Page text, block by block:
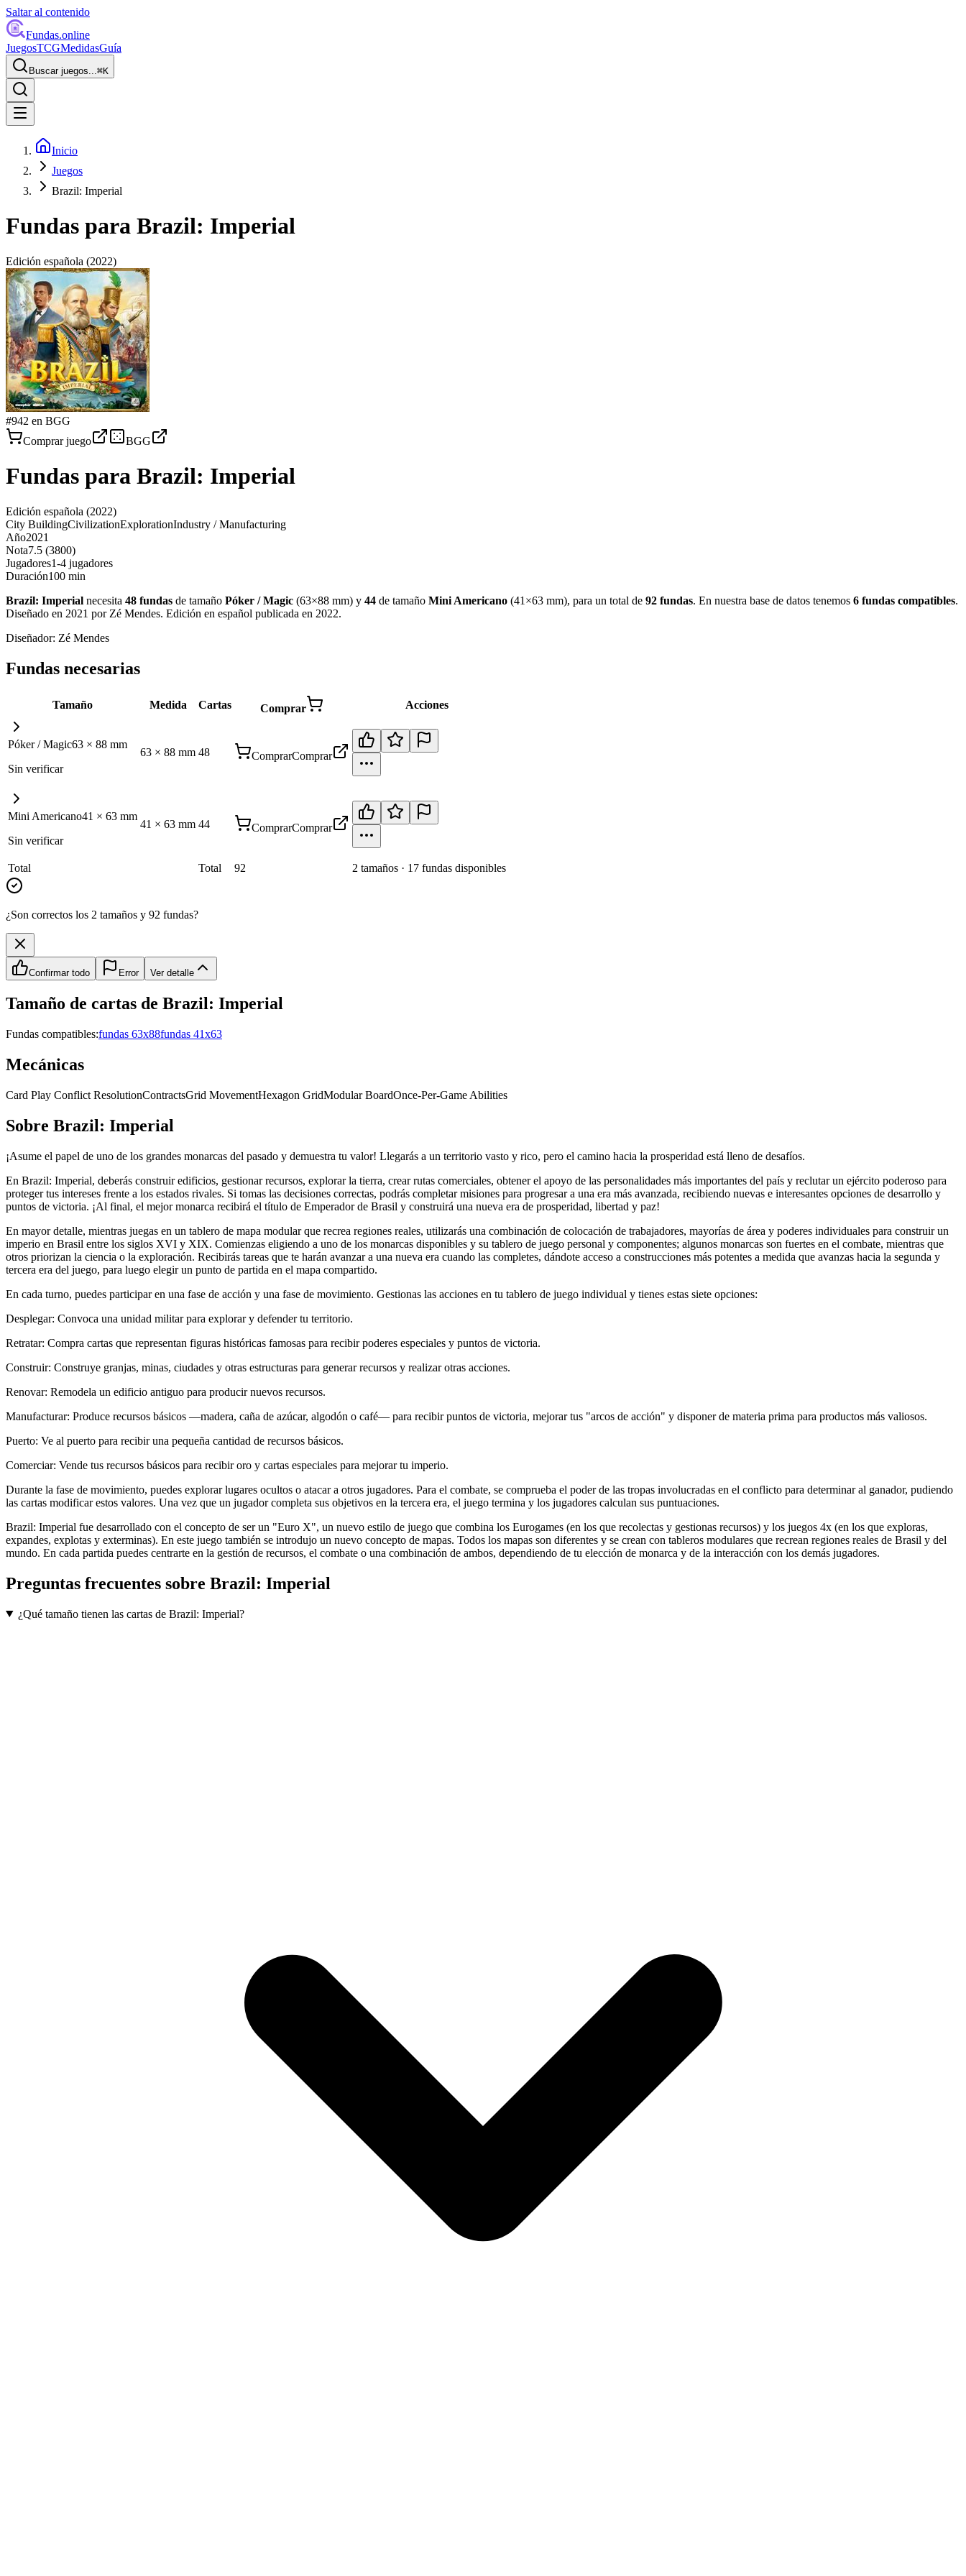
Saltar al contenido
Fundas.online
JuegosTCGMedidasGuía
Buscar juegos...⌘K
Inicio
Juegos
Brazil: Imperial
Fundas para Brazil: Imperial
Edición española (2022)
#942 en BGG
Comprar juego
BGG
Fundas para Brazil: Imperial
Edición española (2022)
City BuildingCivilizationExplorationIndustry / Manufacturing
Año2021
Nota7.5 (3800)
Jugadores1-4 jugadores
Duración100 min
Brazil: Imperial necesita 48 fundas de tamaño Póker / Magic (63×88 mm) y 44 de tamaño Mini Americano (41×63 mm), para un total de 92 fundas. En nuestra base de datos tenemos 6 fundas compatibles.
Diseñado en 2021 por Zé Mendes. Edición en español publicada en 2022.
Diseñador: Zé Mendes
Fundas necesarias
Tamaño Medida Cartas Comprar Acciones
Póker / Magic63 × 88 mm
Sin verificar
63 × 88 mm 48 ComprarComprar
Mini Americano41 × 63 mm
Sin verificar
41 × 63 mm 44 ComprarComprar
Total Total 92 2 tamaños · 17 fundas disponibles
¿Son correctos los 2 tamaños y 92 fundas?
Confirmar todo Error Ver detalle
Tamaño de cartas de Brazil: Imperial
Fundas compatibles:fundas 63x88fundas 41x63
Mecánicas
Card Play Conflict ResolutionContractsGrid MovementHexagon GridModular BoardOnce-Per-Game Abilities
Sobre Brazil: Imperial
¡Asume el papel de uno de los grandes monarcas del pasado y demuestra tu valor! Llegarás a un territorio vasto y rico, pero el camino hacia la prosperidad está lleno de desafíos.
En Brazil: Imperial, deberás construir edificios, gestionar recursos, explorar la tierra, crear rutas comerciales, obtener el apoyo de las personalidades más importantes del país y reclutar un ejército poderoso para
proteger tus intereses frente a los estados rivales. Si tomas las decisiones correctas, podrás completar misiones para progresar a una era más avanzada, recibiendo nuevas e interesantes opciones de desarrollo y
puntos de victoria. ¡Al final, el mejor monarca recibirá el título de Emperador de Brasil y construirá una nueva era de prosperidad, libertad y paz!
En mayor detalle, mientras juegas en un tablero de mapa modular que recrea regiones reales, utilizarás una combinación de colocación de trabajadores, mayorías de área y poderes individuales para construir un
imperio en Brasil entre los siglos XVI y XIX. Comienzas eligiendo a uno de los monarcas disponibles y su tablero de juego personal y componentes; algunos monarcas son fuertes en el combate, mientras que
otros priorizan la ciencia o la exploración. Recibirás tareas que te harán avanzar a una nueva era cuando las completes, dándote acceso a construcciones más potentes a medida que avanzas hacia la segunda y
tercera era del juego, para luego elegir un punto de partida en el mapa compartido.
En cada turno, puedes participar en una fase de acción y una fase de movimiento. Gestionas las acciones en tu tablero de juego individual y tienes estas siete opciones:
Desplegar: Convoca una unidad militar para explorar y defender tu territorio.
Retratar: Compra cartas que representan figuras históricas famosas para recibir poderes especiales y puntos de victoria.
Construir: Construye granjas, minas, ciudades y otras estructuras para generar recursos y realizar otras acciones.
Renovar: Remodela un edificio antiguo para producir nuevos recursos.
Manufacturar: Produce recursos básicos —madera, caña de azúcar, algodón o café— para recibir puntos de victoria, mejorar tus "arcos de acción" y disponer de materia prima para productos más valiosos.
Puerto: Ve al puerto para recibir una pequeña cantidad de recursos básicos.
Comerciar: Vende tus recursos básicos para recibir oro y cartas especiales para mejorar tu imperio.
Durante la fase de movimiento, puedes explorar lugares ocultos o atacar a otros jugadores. Para el combate, se comprueba el poder de las tropas involucradas en el conflicto para determinar al ganador, pudiendo
las cartas modificar estos valores. Una vez que un jugador completa sus objetivos en la tercera era, el juego termina y los jugadores calculan sus puntuaciones.
Brazil: Imperial fue desarrollado con el concepto de ser un "Euro X", un nuevo estilo de juego que combina los Eurogames (en los que recolectas y gestionas recursos) y los juegos 4x (en los que exploras,
expandes, explotas y exterminas). En este juego también se introdujo un nuevo concepto de mapas. Todos los mapas son diferentes y se crean con tableros modulares que recrean regiones reales de Brasil y del
mundo. En cada partida puedes centrarte en la gestión de recursos, el combate o una combinación de ambos, dependiendo de tu elección de monarca y de la interacción con los demás jugadores.
Preguntas frecuentes sobre Brazil: Imperial
¿Qué tamaño tienen las cartas de Brazil: Imperial?